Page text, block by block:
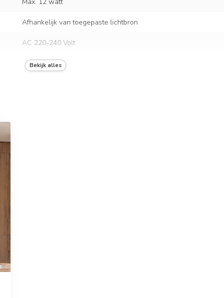
Afhankelijk van toegepaste lichtbron
AC 220-240 Volt
50/60 Hz
Bekijk alles